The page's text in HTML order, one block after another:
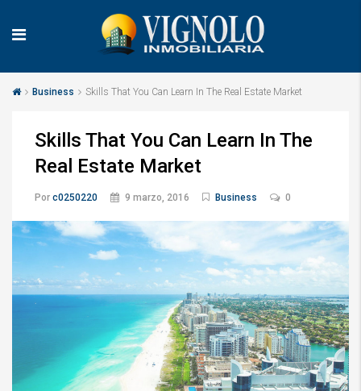
Business Skills That You Can Learn In The Real Estate Market
Skills That You Can Learn In The
Real Estate Market
Por c0250220 9 marzo, 2016 Business 0